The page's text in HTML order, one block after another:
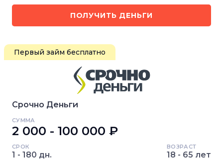
ПОЛУЧИТЬ ДЕНЬГИ
Первый займ бесплатно
Срочно Деньги
СУММА
2 000 - 100 000 ₽
СРОК
1 - 180 дн.
ВОЗРАСТ
18 - 65 лет